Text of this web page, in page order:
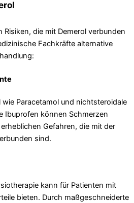
die mit Demerol verbunden
Fachkräfte alternative
Paracetamol und nichtsteroidale
Ibuprofen können Schmerzen
Gefahren, die mit der
sind.
kann für Patienten mit
bieten. Durch maßgeschneiderte